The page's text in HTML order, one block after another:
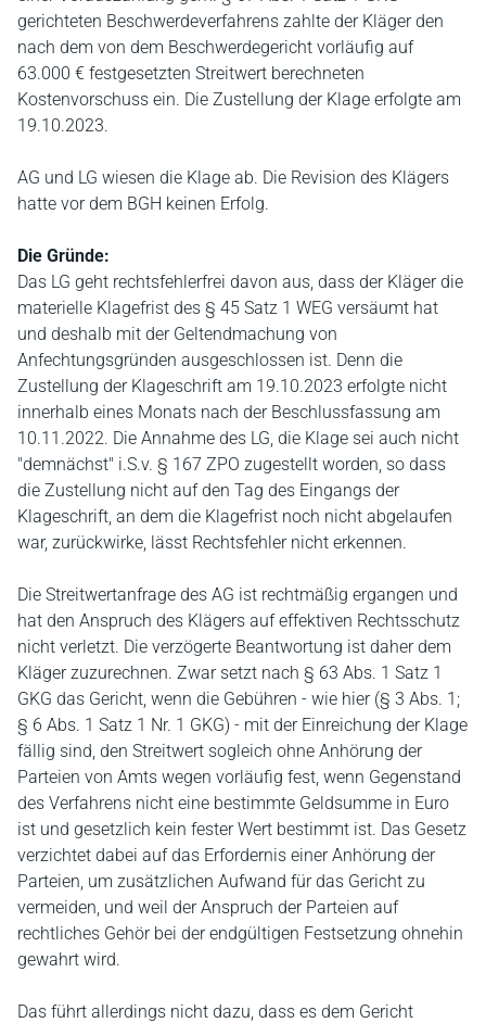
gerichteten Beschwerdeverfahrens zahlte der Kläger den
nach dem von dem Beschwerdegericht vorläufig auf
63.000 € festgesetzten Streitwert berechneten
Kostenvorschuss ein. Die Zustellung der Klage erfolgte am
19.10.2023.
AG und LG wiesen die Klage ab. Die Revision des Klägers
hatte vor dem BGH keinen Erfolg.
Die Gründe:
Das LG geht rechtsfehlerfrei davon aus, dass der Kläger die
materielle Klagefrist des § 45 Satz 1 WEG versäumt hat
und deshalb mit der Geltendmachung von
Anfechtungsgründen ausgeschlossen ist. Denn die
Zustellung der Klageschrift am 19.10.2023 erfolgte nicht
innerhalb eines Monats nach der Beschlussfassung am
10.11.2022. Die Annahme des LG, die Klage sei auch nicht
"demnächst" i.S.v. § 167 ZPO zugestellt worden, so dass
die Zustellung nicht auf den Tag des Eingangs der
Klageschrift, an dem die Klagefrist noch nicht abgelaufen
war, zurückwirke, lässt Rechtsfehler nicht erkennen.
Die Streitwertanfrage des AG ist rechtmäßig ergangen und
hat den Anspruch des Klägers auf effektiven Rechtsschutz
nicht verletzt. Die verzögerte Beantwortung ist daher dem
Kläger zuzurechnen. Zwar setzt nach § 63 Abs. 1 Satz 1
GKG das Gericht, wenn die Gebühren - wie hier (§ 3 Abs. 1;
§ 6 Abs. 1 Satz 1 Nr. 1 GKG) - mit der Einreichung der Klage
fällig sind, den Streitwert sogleich ohne Anhörung der
Parteien von Amts wegen vorläufig fest, wenn Gegenstand
des Verfahrens nicht eine bestimmte Geldsumme in Euro
ist und gesetzlich kein fester Wert bestimmt ist. Das Gesetz
verzichtet dabei auf das Erfordernis einer Anhörung der
Parteien, um zusätzlichen Aufwand für das Gericht zu
vermeiden, und weil der Anspruch der Parteien auf
rechtliches Gehör bei der endgültigen Festsetzung ohnehin
gewahrt wird.
Das führt allerdings nicht dazu, dass es dem Gericht